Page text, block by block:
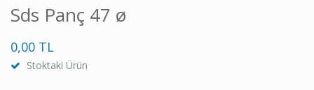
Sds Panç 47 ø
0,00 TL
Stoktaki Ürün